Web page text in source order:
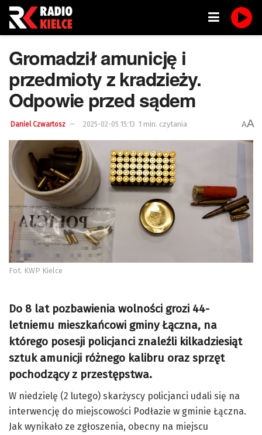
Gromadził amunicję i
przedmioty z kradzieży.
Odpowie przed sądem
Daniel Czwartosz 2025-02-05 15:13 1 min. czytania AA
Fot. KWP Kielce
Do 8 lat pozbawienia wolności grozi 44-
letniemu mieszkańcowi gminy Łączna, na
którego posesji policjanci znaleźli kilkadziesiąt
sztuk amunicji różnego kalibru oraz sprzęt
pochodzący z przestępstwa.
W niedzielę (2 lutego) skarżyscy policjanci udali się na
interwencję do miejscowości Podłazie w gminie Łączna.
Jak wynikało ze zgłoszenia, obecny na miejscu